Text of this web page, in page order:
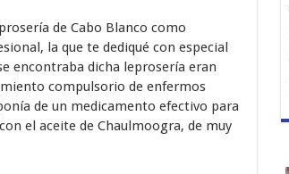
de Cabo Blanco como
la que te dediqué con especial
encontraba dicha leprosería eran
compulsorio de enfermos
de un medicamento efectivo para
el aceite de Chaulmoogra, de muy